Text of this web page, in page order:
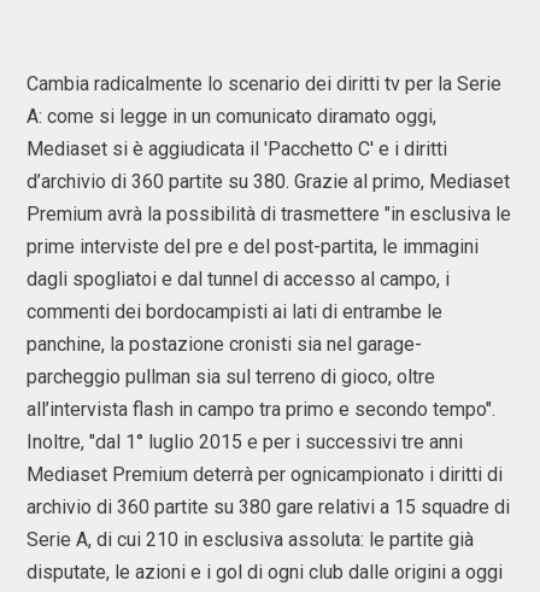
Cambia radicalmente lo scenario dei diritti tv per la Serie
A: come si legge in un comunicato diramato oggi,
Mediaset si è aggiudicata il 'Pacchetto C' e i diritti
d’archivio di 360 partite su 380. Grazie al primo, Mediaset
Premium avrà la possibilità di trasmettere "in esclusiva le
prime interviste del pre e del post-partita, le immagini
dagli spogliatoi e dal tunnel di accesso al campo, i
commenti dei bordocampisti ai lati di entrambe le
panchine, la postazione cronisti sia nel garage-
parcheggio pullman sia sul terreno di gioco, oltre
all’intervista flash in campo tra primo e secondo tempo".
Inoltre, "dal 1° luglio 2015 e per i successivi tre anni
Mediaset Premium deterrà per ognicampionato i diritti di
archivio di 360 partite su 380 gare relativi a 15 squadre di
Serie A, di cui 210 in esclusiva assoluta: le partite già
disputate, le azioni e i gol di ogni club dalle origini a oggi